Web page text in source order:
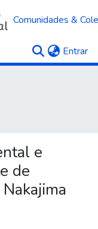
Comunidades &
Entrar
e
de